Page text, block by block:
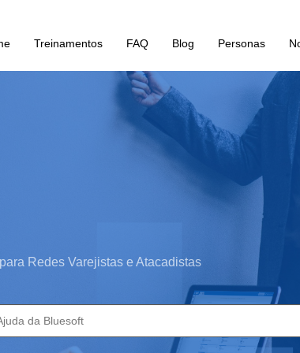
Treinamentos FAQ Blog Personas
Redes Varejistas e Atacadistas